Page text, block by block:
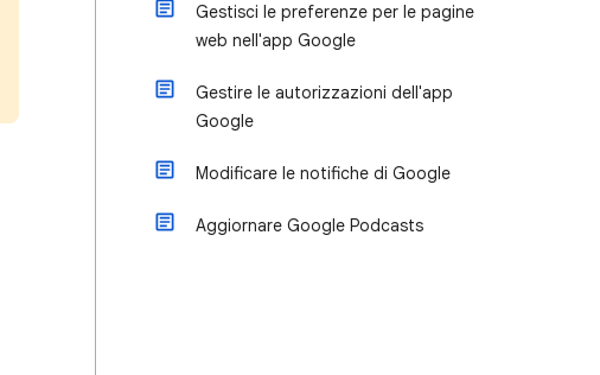
Gestisci le preferenze per le pagine
web nell'app Google
Gestire le autorizzazioni dell'app
Google
Modificare le notifiche di Google
Aggiornare Google Podcasts